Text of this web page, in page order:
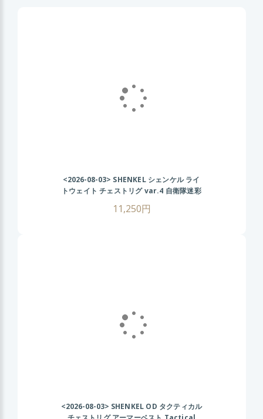
<2026-08-03> SHENKEL シェンケル ライ
トウェイト チェストリグ var.4 自衛隊迷彩
11,250円
<2026-08-03> SHENKEL OD タクティカル